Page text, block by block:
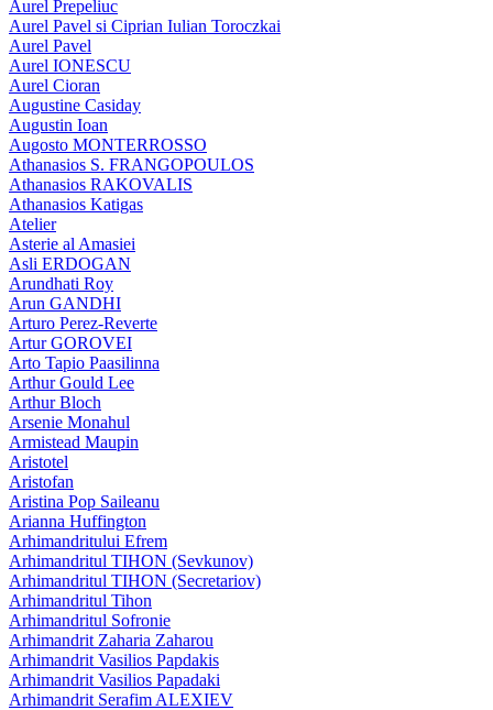
Aurel Prepeliuc
Aurel Pavel si Ciprian Iulian Toroczkai
Aurel Pavel
Aurel IONESCU
Aurel Cioran
Augustine Casiday
Augustin Ioan
Augosto MONTERROSSO
Athanasios S. FRANGOPOULOS
Athanasios RAKOVALIS
Athanasios Katigas
Atelier
Asterie al Amasiei
Asli ERDOGAN
Arundhati Roy
Arun GANDHI
Arturo Perez-Reverte
Artur GOROVEI
Arto Tapio Paasilinna
Arthur Gould Lee
Arthur Bloch
Arsenie Monahul
Armistead Maupin
Aristotel
Aristofan
Aristina Pop Saileanu
Arianna Huffington
Arhimandritului Efrem
Arhimandritul TIHON (Sevkunov)
Arhimandritul TIHON (Secretariov)
Arhimandritul Tihon
Arhimandritul Sofronie
Arhimandrit Zaharia Zaharou
Arhimandrit Vasilios Papdakis
Arhimandrit Vasilios Papadaki
Arhimandrit Serafim ALEXIEV